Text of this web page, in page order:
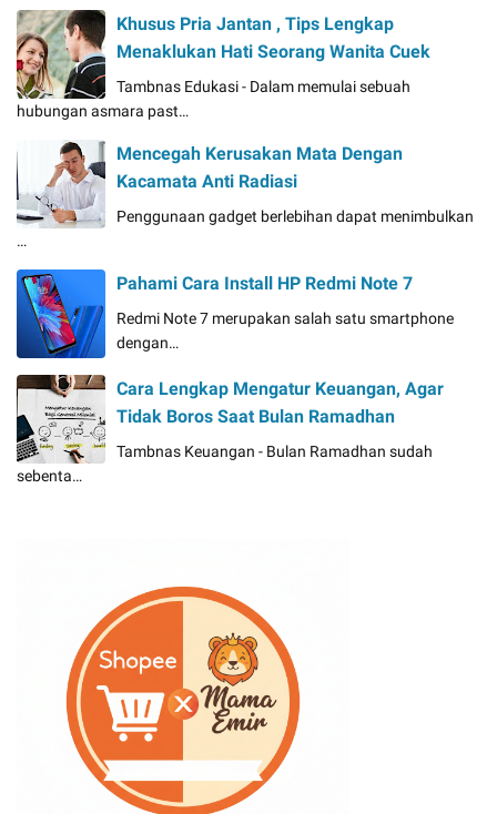
Khusus Pria Jantan , Tips Lengkap
Menaklukan Hati Seorang Wanita Cuek
Tambnas Edukasi - Dalam memulai sebuah
hubungan asmara past…
Mencegah Kerusakan Mata Dengan
Kacamata Anti Radiasi
Penggunaan gadget berlebihan dapat menimbulkan
…
Pahami Cara Install HP Redmi Note 7
Redmi Note 7 merupakan salah satu smartphone
dengan…
Cara Lengkap Mengatur Keuangan, Agar
Tidak Boros Saat Bulan Ramadhan
Tambnas Keuangan - Bulan Ramadhan sudah
sebenta…